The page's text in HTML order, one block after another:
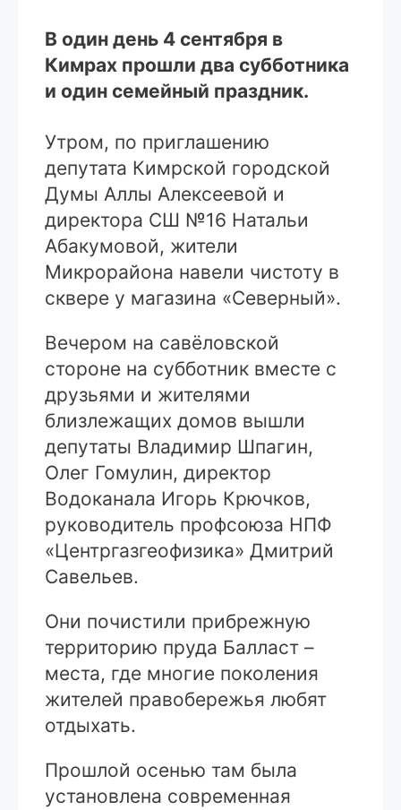
В один день 4 сентября в
Кимрах прошли два субботника
и один семейный праздник.
Утром, по приглашению
депутата Кимрской городской
Думы Аллы Алексеевой и
директора СШ №16 Натальи
Абакумовой, жители
Микрорайона навели чистоту в
сквере у магазина «Северный».
Вечером на савёловской
стороне на субботник вместе с
друзьями и жителями
близлежащих домов вышли
депутаты Владимир Шпагин,
Олег Гомулин, директор
Водоканала Игорь Крючков,
руководитель профсоюза НПФ
«Центргазгеофизика» Дмитрий
Савельев.
Они почистили прибрежную
территорию пруда Балласт –
места, где многие поколения
жителей правобережья любят
отдыхать.
Прошлой осенью там была
установлена современная